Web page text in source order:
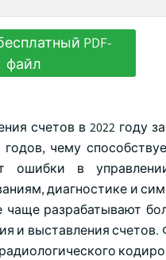
PDF-
файл
счетов в 2022 году
годов, чему
ошибки в
диагностике и
разрабатывают
и выставления счетов.